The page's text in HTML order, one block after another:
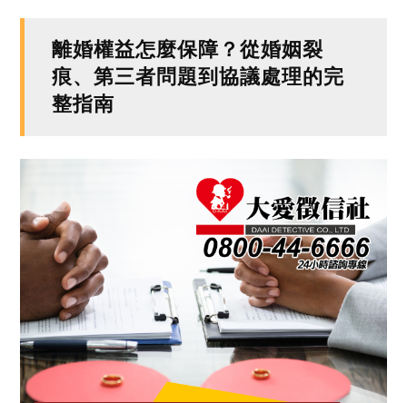
離婚權益怎麼保障？從婚姻裂
痕、第三者問題到協議處理的完
整指南